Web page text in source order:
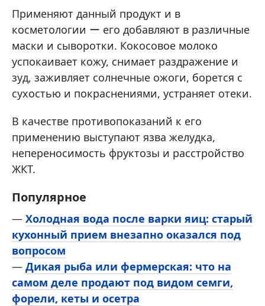
Применяют данный продукт и в
косметологии ー его добавляют в различные
маски и сыворотки. Кокосовое молоко
успокаивает кожу, снимает раздражение и
зуд, заживляет солнечные ожоги, борется с
сухостью и покраснениями, устраняет отеки.
В качестве противопоказаний к его
применению выступают язва желудка,
непереносимость фруктозы и расстройство
ЖКТ.
Популярное
— Холодная вода после варки яиц: старый
кухонный прием внезапно оказался под
вопросом
— Дикая рыба или фермерская: что на
самом деле продают под видом семги,
форели, кеты и осетра